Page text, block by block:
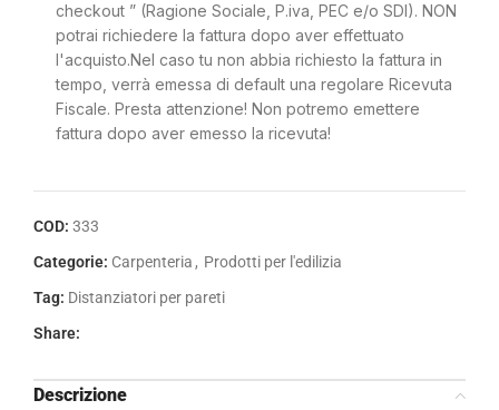
checkout ” (Ragione Sociale, P.iva, PEC e/o SDI). NON
potrai richiedere la fattura dopo aver effettuato
l'acquisto.Nel caso tu non abbia richiesto la fattura in
tempo, verrà emessa di default una regolare Ricevuta
Fiscale. Presta attenzione! Non potremo emettere
fattura dopo aver emesso la ricevuta!
COD: 333
Categorie: Carpenteria , Prodotti per l'edilizia
Tag: Distanziatori per pareti
Share:
Descrizione